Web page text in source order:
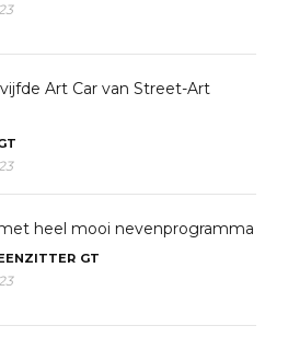
Art Car van Street-Art
heel mooi nevenprogramma
GT